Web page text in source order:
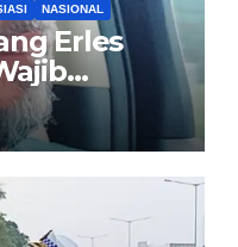
NASIONAL
Erles